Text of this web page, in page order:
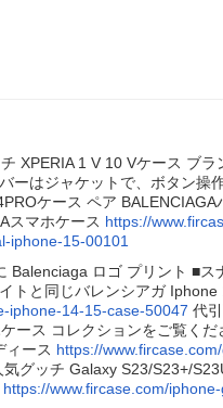
XPERIA 1 V 10 Vケース ブ
ーはジャケットで、ボタン
ケース ペア
スマホケース https://
iphone-15-00101
Balenciaga ロゴ プリント ■
トと同じバレンシアガ
iphone-14-15-case-50047 代
ース コレクションをご覧く
ィース https://
グッチ Galaxy S23/S23+/
https://www.fircase.com/